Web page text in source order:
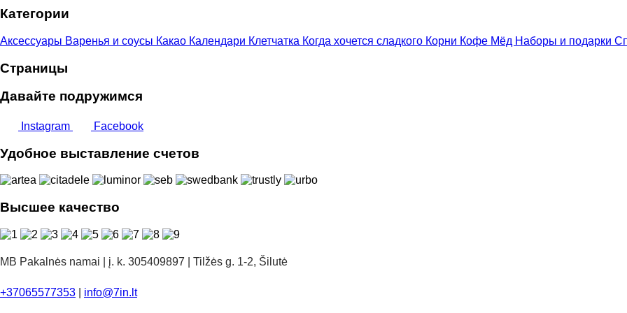
15,00 €
Категории
Аксессуары Варенья и соусы Какао Календари Клетчатка Когда хочется сладкого Корни Кофе Мёд Наборы и подарки
Страницы
Давайте подружимся
Instagram Facebook
Удобное выставление счетов
Высшее качество
MB Pakalnės namai | į. k. 305409897 | Tilžės g. 1-2, Šilutė
+37065577353 info@7in.lt